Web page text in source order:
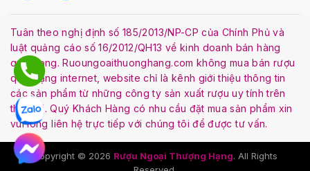
Tuân theo nghị định số 185/2013/NP-CP của Chính Phủ và
luật quảng cáo số 16/2012/QH13 về kinh doanh bán hàng
qua mạng. Ruoungoaithuonghang.com không mua bán rượu
qua mạng internet, website chỉ là kênh giới thiệu thông tin
các sản phẩm từ những công ty sản xuất rượu uy tính trên
thế giới. Quý Khách Hàng có nhu cầu đặt mua sản phẩm xin
vui lòng liên hệ trực tiếp với chúng tôi để được tư vấn.
Copyright © 2026 Rượu Ngoại Thượng Hạng. All Rights